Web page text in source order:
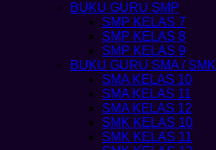
BUKU GURU SMP
SMP KELAS 7
SMP KELAS 8
SMP KELAS 9
BUKU GURU SMA / SMK
SMA KELAS 10
SMA KELAS 11
SMA KELAS 12
SMK KELAS 10
SMK KELAS 11